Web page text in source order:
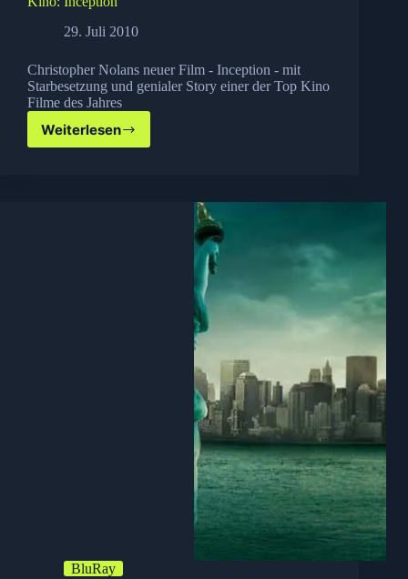
29. Juli 2010
Christopher Nolans neuer Film - Inception - mit
Starbesetzung und genialer Story einer der Top Kino
Filme des Jahres
Weiterlesen
Kino:
BluRay